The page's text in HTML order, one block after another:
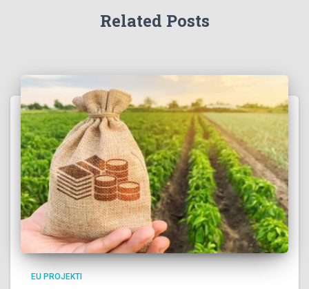
Related Posts
EU PROJEKTI